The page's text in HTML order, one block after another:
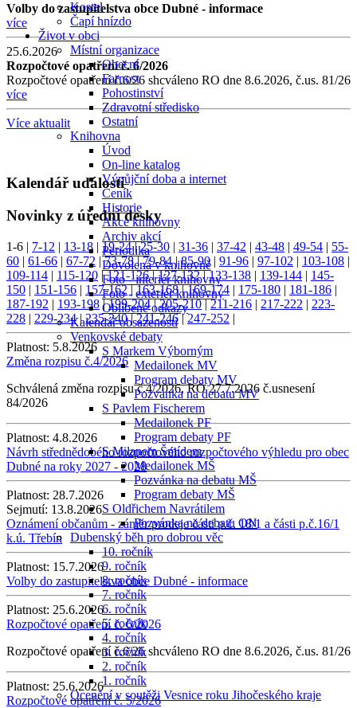
Kostel
Čapí hnízdo
Život v obci
Místní organizace
Obecní
Farnost
Pohostinství
Zdravotní středisko
Ostatní
Knihovna
Úvod
On-line katalog
Výpůjční doba a internet
Ceník
Historie
Akce knihovny
Archiv akcí
Periodika
Dovolená v knihovně
Foto - interiér knihovny
Foto - exteriér knihovny
Oblíbené odkazy
Kalendář obsazenosti
Venkovské debaty
S Markem Výborným
Medailonek MV
Program debaty MV
Pozvánka na debatu MV
S Pavlem Fischerem
Medailonek PF
Program debaty PF
S Milanem Šmídem
Medailonek MŠ
Pozvánka na debatu MŠ
Program debaty MŠ
S Oldřichem Navrátilem
Pozvánka na debatu ON
Dubenský běh pro dobrou věc
10. ročník
9. ročník
8. ročník
7. ročník
6. ročník
5. ročník
4. ročník
3. ročník
2. ročník
1. ročník
Ocenění v soutěži Vesnice roku Jihočeského kraje
Volby do zastupitelstva obce Dubné - informace
více
25.6.2026
Rozpočtové opatření č. 6/2026
Rozpočtové opatření č.6/26 shcváleno RO dne 8.6.2026, č.us. 81/26
více
Více aktualit
Kalendář událostí
Novinky z úřední desky
1-6 | 7-12 | 13-18 | 19-24|25-30 | 31-36 | 37-42 | 43-48 | 49-54 | 55-
60 | 61-66 | 67-72 |73-78|79-84|85-90| 91-96 | 97-102 | 103-108 |
109-114 | 115-120 |121-126|127-132|133-138 | 139-144 | 145-
150 | 151-156 | 157-162|163-168|169-174 | 175-180 | 181-186 |
187-192 | 193-198|199-204|205-210|211-216 | 217-222 | 223-
228 | 229-234|235-240|241-246|247-252 |
Platnost: 5.8.2026
Změna rozpisu č.4/2026
Schválená změna rozpisu č.4/2026, RO 27.7.2026 č.usnesení
84/2026
Platnost: 4.8.2026
Návrh střednědobého rozpočtového rozpočtového výhledu pro obec
Dubné na roky 2027 - 2028
Platnost: 28.7.2026
Sejmutí: 13.8.2026
Oznámení občanům - záměr prodeje části p.č. 18/1 a části p.č.16/1
k.ú. Třebín
Platnost: 15.7.2026
Volby do zastupitelstva obce Dubné - informace
Platnost: 25.6.2026
Rozpočtové opatření č. 6/2026
Rozpočtové opatření č.6/26 shcváleno RO dne 8.6.2026, č.us. 81/26
Platnost: 25.6.2026
Rozpočtové opatření č. 5/2026